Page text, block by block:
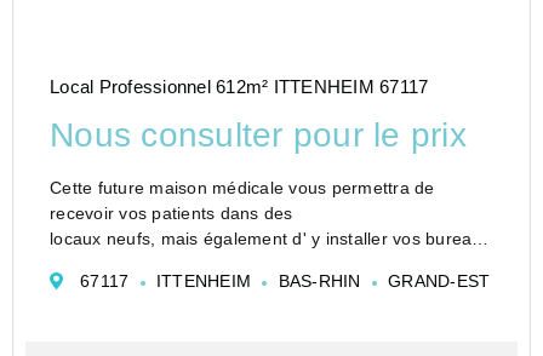
Local Professionnel 612m² ITTENHEIM 67117
Nous consulter pour le prix
Cette future maison médicale vous permettra de
recevoir vos patients dans des
locaux neufs, mais également d' y installer vos bureaux
Située à Ittenheim, charmante commune dynamique à
67117 ITTENHEIM BAS-RHIN GRAND-EST